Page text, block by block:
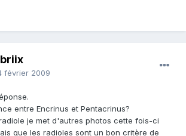
février 2009
entre Encrinus et Pentacrinus?
je met d'autres photos cette fois-ci
que les radioles sont un bon critère de